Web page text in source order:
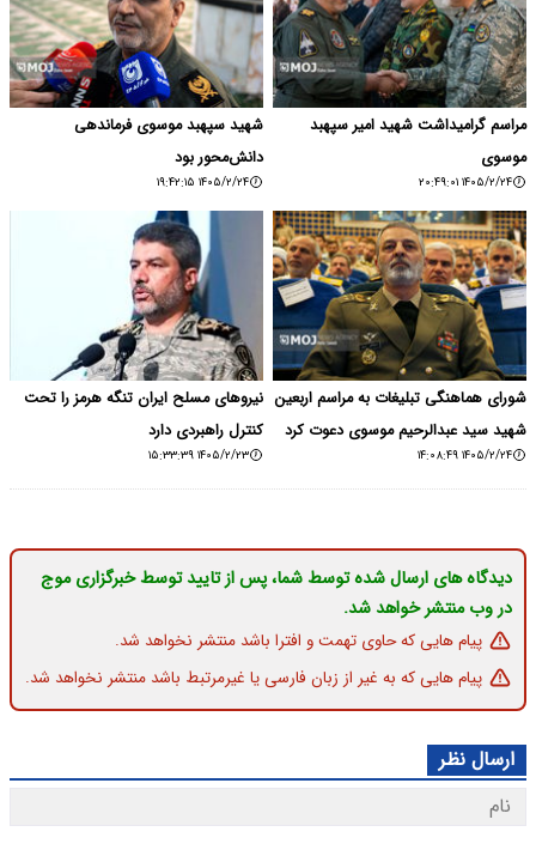
مراسم گرامیداشت شهید امیر سپهبد
موسوی
۱۴۰۵/۲/۲۴ ۲۰:۴۹:۰۱
شهید سپهبد موسوی فرماندهی
دانش‌محور بود
۱۴۰۵/۲/۲۴ ۱۹:۴۲:۱۵
شورای هماهنگی تبلیغات به مراسم اربعین
شهید سید عبدالرحیم موسوی دعوت کرد
۱۴۰۵/۲/۲۴ ۱۴:۰۸:۴۹
نیروهای مسلح ایران تنگه هرمز را تحت
کنترل راهبردی دارد
۱۴۰۵/۲/۲۳ ۱۵:۳۳:۳۹
دیدگاه های ارسال شده توسط شما، پس از تایید توسط خبرگزاری موج
در وب منتشر خواهد شد.
پیام هایی که حاوی تهمت و افترا باشد منتشر نخواهد شد.
پیام هایی که به غیر از زبان فارسی یا غیرمرتبط باشد منتشر نخواهد شد.
ارسال نظر